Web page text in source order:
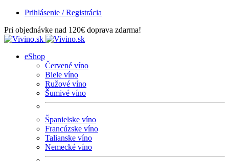
Prihlásenie / Registrácia
Pri objednávke nad 120€ doprava zdarma!
eShop
Červené víno
Biele víno
Ružové víno
Šumivé víno
Španielske víno
Francúzske víno
Talianske víno
Nemecké víno